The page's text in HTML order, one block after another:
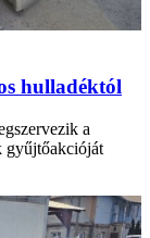
hulladéktól
a
gyűjtőakcióját